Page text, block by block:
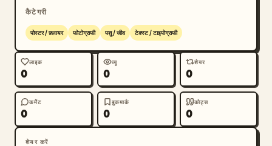
कैटेगरी
पोस्टर / फ़्लायर फोटोग्राफी पशु / जीव टेक्स्ट / टाइपोग्राफी
लाइक
0
व्यू
0
शेयर
0
कमेंट
0
बुकमार्क
0
कोट्स
0
शेयर करें